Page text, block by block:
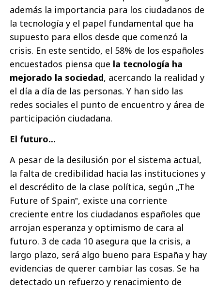
además la importancia para los ciudadanos de
la tecnología y el papel fundamental que ha
supuesto para ellos desde que comenzó la
crisis. En este sentido, el 58% de los españoles
encuestados piensa que la tecnología ha
mejorado la sociedad, acercando la realidad y
el día a día de las personas. Y han sido las
redes sociales el punto de encuentro y área de
participación ciudadana.
El futuro...
A pesar de la desilusión por el sistema actual,
la falta de credibilidad hacia las instituciones y
el descrédito de la clase política, según „The
Future of Spain‟, existe una corriente
creciente entre los ciudadanos españoles que
arrojan esperanza y optimismo de cara al
futuro. 3 de cada 10 asegura que la crisis, a
largo plazo, será algo bueno para España y hay
evidencias de querer cambiar las cosas. Se ha
detectado un refuerzo y renacimiento de